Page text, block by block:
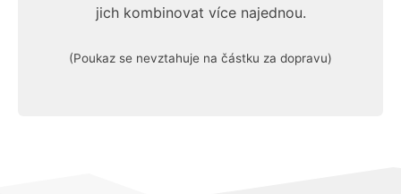
jich kombinovat více najednou.
(Poukaz se nevztahuje na částku za dopravu)